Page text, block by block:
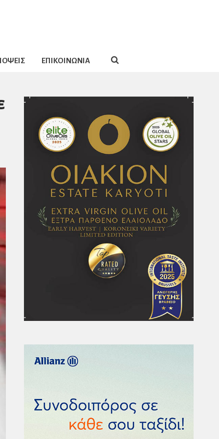
ΕΠΙΚΟΙΝΩΝΙΑ